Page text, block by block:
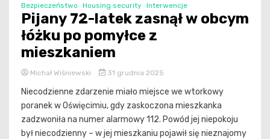
Bezpieczeństwo Housing security Interwencje
Pijany 72-latek zasnął w obcym
łóżku po pomyłce z
mieszkaniem
Michał Wiśniewski 31 grudnia 2025
Niecodzienne zdarzenie miało miejsce we wtorkowy
poranek w Oświęcimiu, gdy zaskoczona mieszkanka
zadzwoniła na numer alarmowy 112. Powód jej niepokoju
był niecodzienny – w jej mieszkaniu pojawił się nieznajomy